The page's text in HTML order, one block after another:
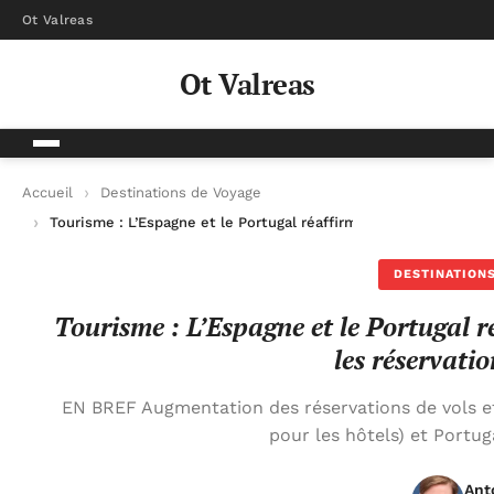
Ot Valreas
Ot Valreas
Accueil
Destinations de Voyage
Tourisme : L’Espagne et le Portugal réaffirment leur rôle de
Tourisme : L’Espagne et le
les
EN BREF Augmentation des réservations de vols
pour les hôtels) et